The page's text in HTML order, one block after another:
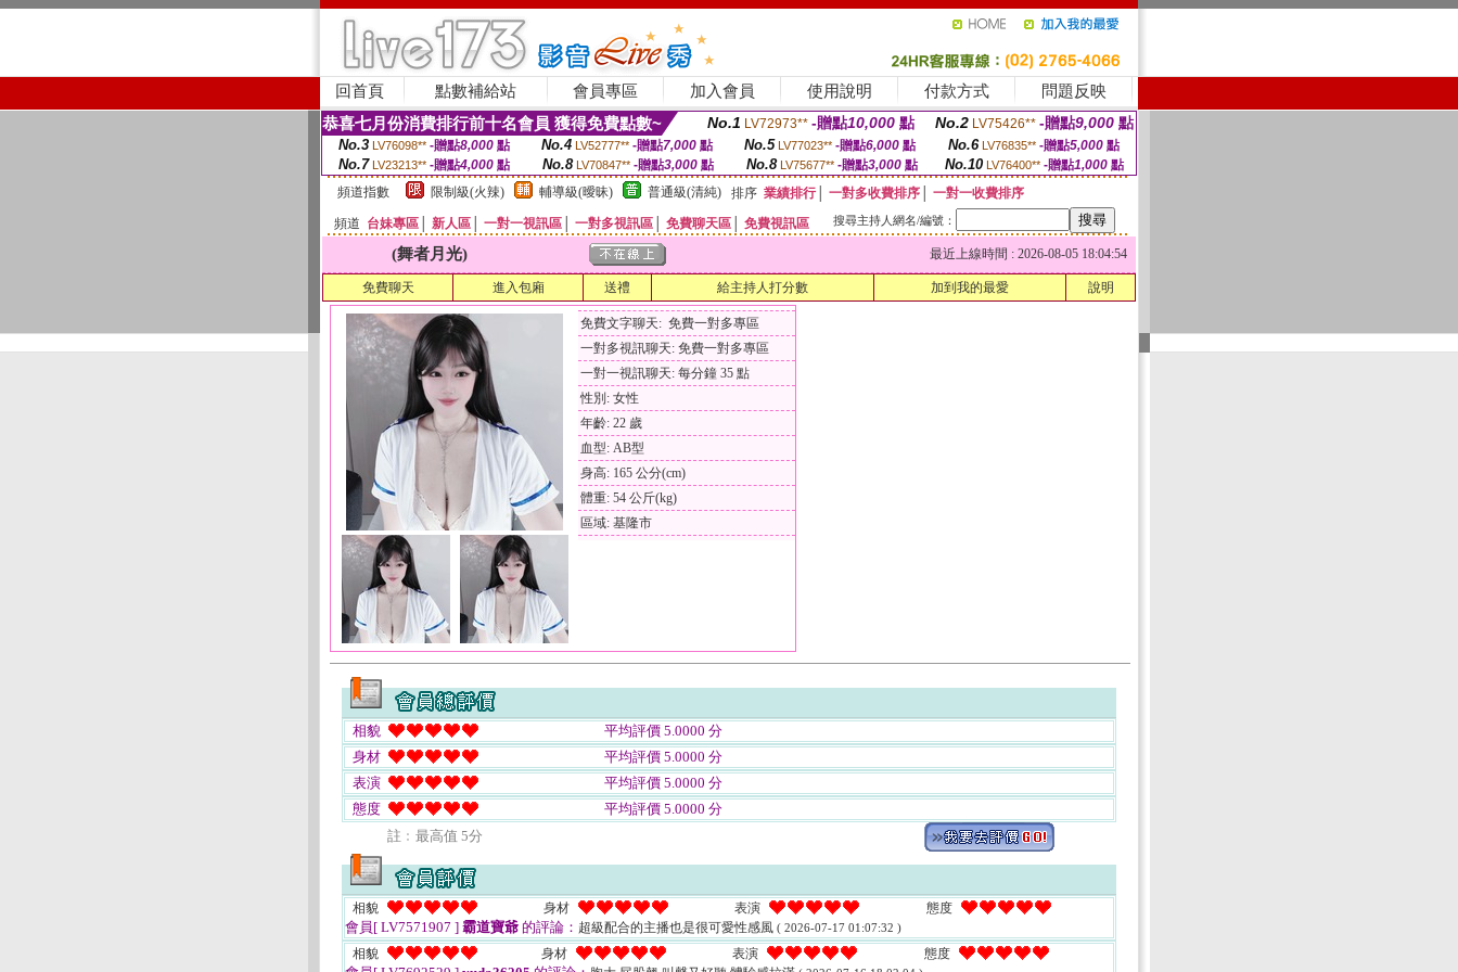
回首頁 點數補給站 會員專區 加入會員 使用說明 付款方式 問題反映
恭喜七月份消費排行前十名會員 獲得免費點數~ No.1 LV72973** -贈點10,000 點 No.2 LV75426** -贈點9,000 點
No.3 LV76098** -贈點8,000點 No.4 LV52777** -贈點7,000點 No.5 LV77023** -贈點6,000點 No.6 LV76835** -贈點5,000點
No.7 LV23213** -贈點4,000 點 No.8 LV70847** -贈點3,000 點 No.8 LV75677** -贈點3,000點 No.10 LV76400** -贈點1,000 點
頻道指數
限制級(火辣) 輔導級(曖昧) 普通級(清純) 排序 業績排行│ 一對多收費排序
一對一收費排序
頻道 台妹專區 新人區 一對一視訊區 一對多視訊區 免費聊天區 免費視訊區 搜尋主持人網名/編號：
(舞者月光) 最近上線時間 : 2026-08-05 18:04:54
免費聊天 進入包廂 送禮 給主持人打分數 加到我的最愛 說明
免費文字聊天: 免費一對多專區
一對多視訊聊天: 免費一對多專區
一對一視訊聊天: 每分鐘 35 點
性別: 女性
年齡: 22 歲
血型: AB型
身高: 165 公分(cm)
體重: 54 公斤(kg)
區域: 基隆市
相貌
平均評價 5.0000 分
身材
平均評價 5.0000 分
表演
平均評價 5.0000 分
態度
平均評價 5.0000 分
註﹕最高值 5分
相貌 身材 表演 態度
會員[ LV7571907 ] 霸道寶爺 的評論： 超級配合的主播也是很可愛性感風 ( 2026-07-17 01:07:32 )
相貌 身材 表演 態度